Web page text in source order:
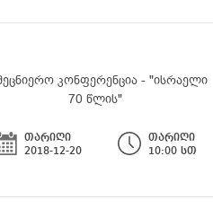
კონფერენცია - "ისრაელი
70 წლის"
თარიღი
2018-12-20
თარიღი
10:00 სთ